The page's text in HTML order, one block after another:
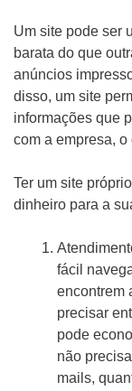
Um site pode ser
barata do que
anúncios
disso, um site
informações que
com a empresa,
Ter um site
dinheiro para a
fácil
encontrem
precisar
pode
não
mails,